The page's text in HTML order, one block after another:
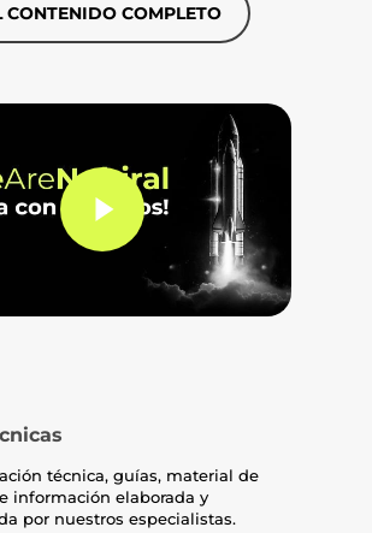
CONTENIDO COMPLETO
Play Video
técnica, guías, material de
información elaborada y
por nuestros especialistas.